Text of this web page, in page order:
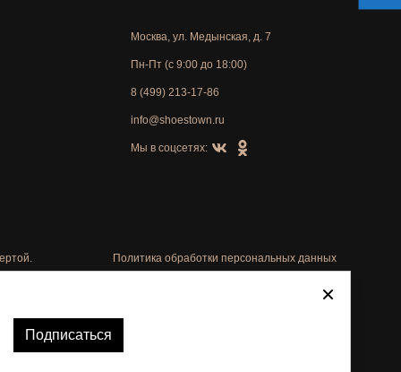
Москва, ул. Медынская, д. 7
Пн-Пт (с 9:00 до 18:00)
8 (499) 213-17-86
info@shoestown.ru
Мы в соцсетях:
Политика обработки персональных данных
Автоматизировано -
Подписаться